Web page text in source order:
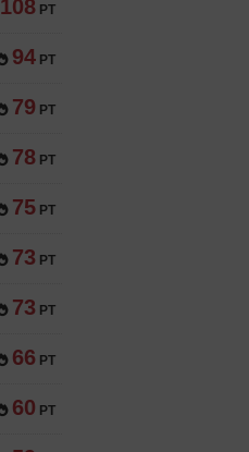
108 PT
94 PT
79 PT
78 PT
75 PT
73 PT
73 PT
66 PT
60 PT